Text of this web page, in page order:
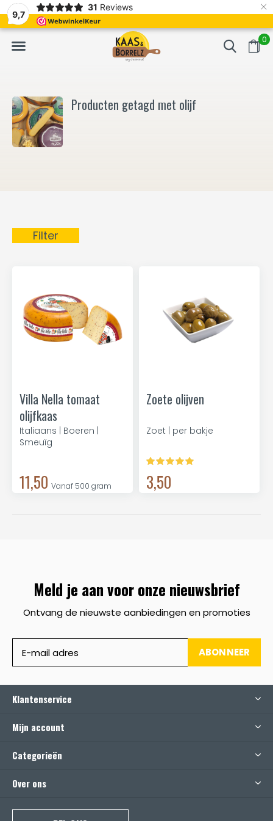
9,7
31 Reviews ×
0
Vers van het mes en gevacumeerd Vaak volgende
Producten getagd met olijf
Filter
Villa Nella tomaat
olijfkaas
Italiaans | Boeren |
Smeuïg
11,50 Vanaf 500 gram
Zoete olijven
Zoet | per bakje
3,50
Meld je aan voor onze nieuwsbrief
Ontvang de nieuwste aanbiedingen en promoties
ABONNEER
Klantenservice
Mijn account
Categorieën
Over ons